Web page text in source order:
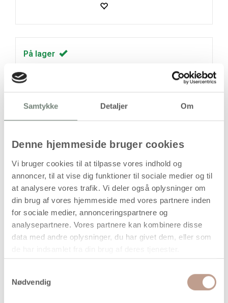
Samtykke Detaljer Om
Denne hjemmeside bruger cookies
Vi bruger cookies til at tilpasse vores indhold og
annoncer, til at vise dig funktioner til sociale medier og til
at analysere vores trafik. Vi deler også oplysninger om
din brug af vores hjemmeside med vores partnere inden
for sociale medier, annonceringspartnere og
analysepartnere. Vores partnere kan kombinere disse
data med andre oplysninger, du har givet dem, eller som
Nødvendig
På lager
Træbogstav i versal udførelse
som versal (stort bogstav). Bogstavet anvendes typisk til
dekoration, hobbyprojekter, skiltning, undervisning eller
andre kreative opgaver, hvor der ønskes et tydeligt og
robust bogstavelement i et naturmateriale.
Bogstavet har en ensartet tykkelse, som giver stabilitet ved
både fritstående placering og montering på plane
overflader. Træoverfladen kan anvendes ubehandlet eller
overfladebehandling afhængigt af anvendelse.
Produktet leveres som enkeltbogstav.